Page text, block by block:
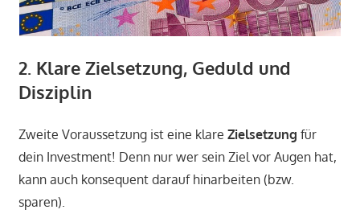
2. Klare Zielsetzung, Geduld und
Disziplin
Zweite Voraussetzung ist eine klare Zielsetzung für
dein Investment! Denn nur wer sein Ziel vor Augen hat,
kann auch konsequent darauf hinarbeiten (bzw.
sparen).